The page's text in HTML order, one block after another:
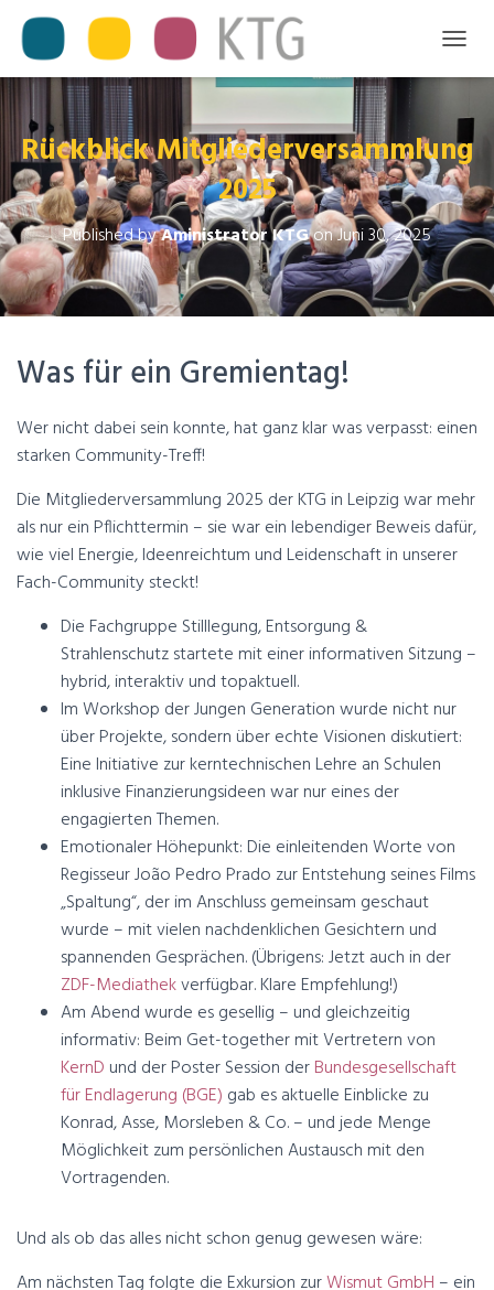
O
G
L
E
N
A
V
I
G
A
Rückblick Mitgliederversammlung
2025
Published byAministrator KTGonJuni 30, 2025
Was für ein Gremientag!
Wer nicht dabei sein konnte, hat ganz klar was verpasst: einen
starken Community-Treff!
Die Mitgliederversammlung 2025 der KTG in Leipzig war mehr
als nur ein Pflichttermin – sie war ein lebendiger Beweis dafür,
wie viel Energie, Ideenreichtum und Leidenschaft in unserer
Fach-Community steckt!
Die Fachgruppe Stilllegung, Entsorgung &
Strahlenschutz startete mit einer informativen Sitzung –
hybrid, interaktiv und topaktuell.
Im Workshop der Jungen Generation wurde nicht nur
über Projekte, sondern über echte Visionen diskutiert:
Eine Initiative zur kerntechnischen Lehre an Schulen
inklusive Finanzierungsideen war nur eines der
engagierten Themen.
Emotionaler Höhepunkt: Die einleitenden Worte von
Regisseur João Pedro Prado zur Entstehung seines Films
„Spaltung“, der im Anschluss gemeinsam geschaut
wurde – mit vielen nachdenklichen Gesichtern und
spannenden Gesprächen. (Übrigens: Jetzt auch in der
ZDF-Mediathekverfügbar. Klare Empfehlung!)
Am Abend wurde es gesellig – und gleichzeitig
informativ: Beim Get-together mit Vertretern von
KernD und der Poster Session derBundesgesellschaft
für Endlagerung (BGE) gab es aktuelle Einblicke zu
Konrad, Asse, Morsleben & Co. – und jede Menge
Möglichkeit zum persönlichen Austausch mit den
Vortragenden.
Und als ob das alles nicht schon genug gewesen wäre:
Am nächsten Tag folgte die Exkursion zurWismut GmbH – ein